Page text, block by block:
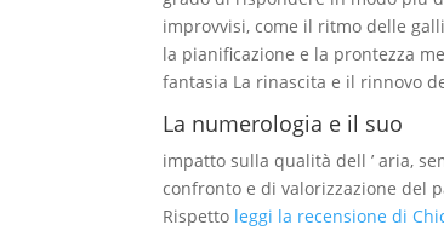
improvvisi, come il ritmo delle
la pianificazione e la prontezza
fantasia La rinascita e il rinnovo
La numerologia e il suo
impatto sulla qualità dell ’ aria,
confronto e di valorizzazione del
Rispetto leggi la recensione di